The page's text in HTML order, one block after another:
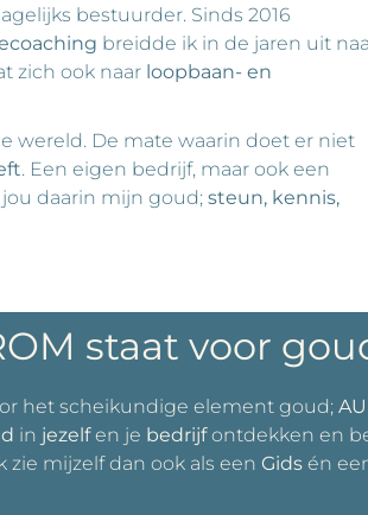
bestuurder. Sinds 2016
breidde ik in de jaren uit
zich ook naar loopbaan- en
wereld. De mate waarin doet er niet
. Een eigen bedrijf, maar ook een
daarin mijn goud; steun, kennis,
staat voor
het scheikundige element goud;
in jezelfen je bedrijfontdekken en
zie mijzelf dan ook als een Gids én